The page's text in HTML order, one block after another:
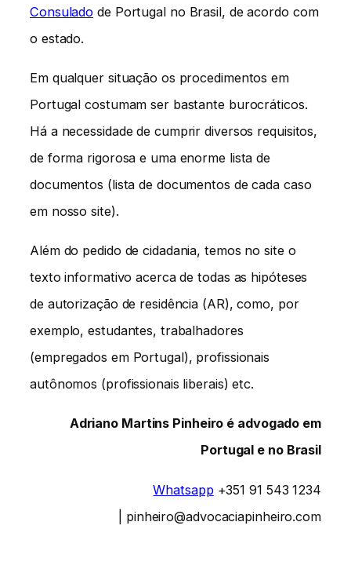
Consulado de Portugal no Brasil, de acordo com
o estado.
Em qualquer situação os procedimentos em
Portugal costumam ser bastante burocráticos.
Há a necessidade de cumprir diversos requisitos,
de forma rigorosa e uma enorme lista de
documentos (lista de documentos de cada caso
em nosso site).
Além do pedido de cidadania, temos no site o
texto informativo acerca de todas as hipóteses
de autorização de residência (AR), como, por
exemplo, estudantes, trabalhadores
(empregados em Portugal), profissionais
autônomos (profissionais liberais) etc.
Adriano Martins Pinheiro é advogado em
Portugal e no Brasil
Whatsapp+351 91 543 1234
| pinheiro@advocaciapinheiro.com